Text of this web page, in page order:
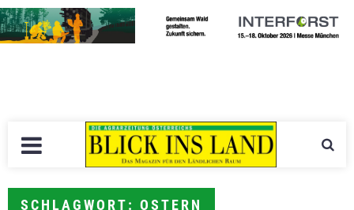
SCHLAGWORT: OSTERN